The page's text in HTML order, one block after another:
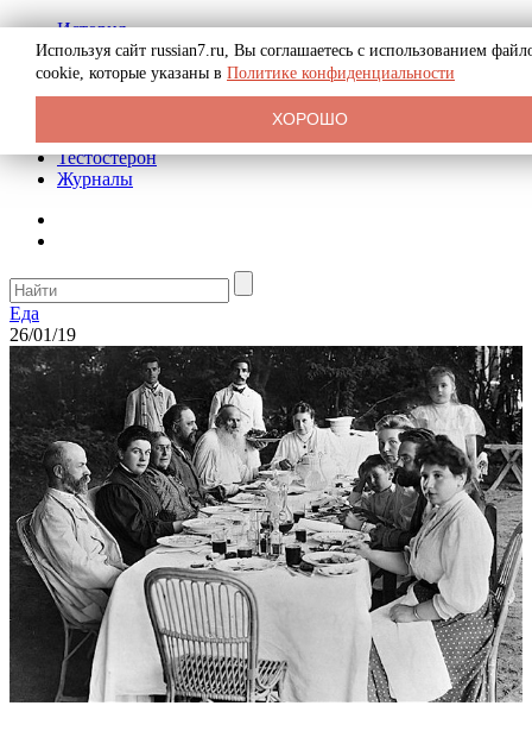
История
Биография
Криминал
Реклама на сайте
Тестостерон
Журналы
Еда
26/01/19
Используя сайт russian7.ru, Вы соглашаетесь с использованием
cookie, которые указаны в Политике конфиденциальности
ХОРОШО